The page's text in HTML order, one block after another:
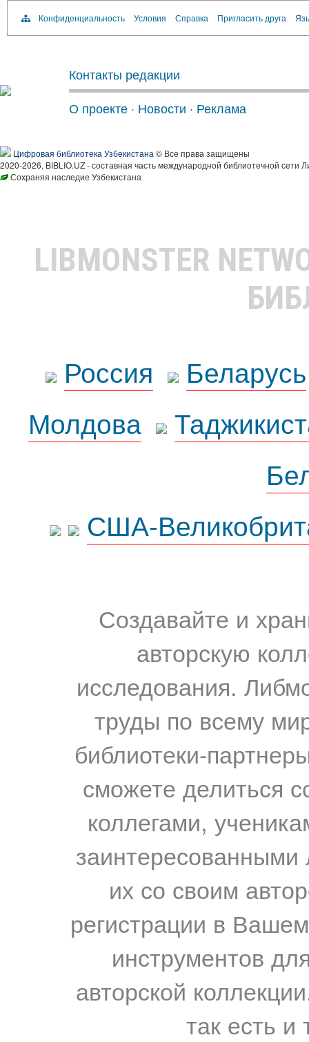
Конфиденциальность Условия Справка Пригласить друга
Контакты редакции
О проекте · Новости · Реклама
Цифровая библиотека Узбекистана © Все права защищены
2020-2026, BIBLIO.UZ - составная часть международной библиотечной сети
Сохраняя наследие Узбекистана
LIBMONSTER
Россия
Беларусь
Молдова
США-
Создавайте и
авторскую
исследования.
труды по всему
библиотеки-
сможете делиться
коллегами,
их со своим
регистрации в
инструментов
авторской
так есть и